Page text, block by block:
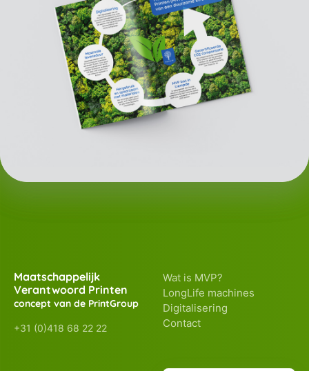
Maatschappelijk
Verantwoord Printen
concept van de PrintGroup
+31 (0)418 68 22 22
Wat is MVP?
LongLife machines
Digitalisering
Contact